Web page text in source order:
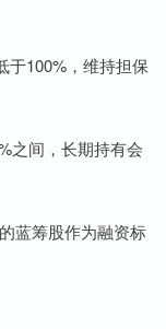
于100%，维持担保
之间，长期持有会
蓝筹股作为融资标